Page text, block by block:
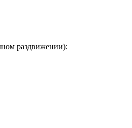
раздвижении):